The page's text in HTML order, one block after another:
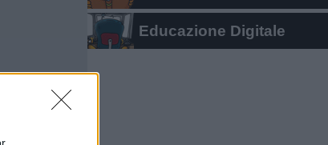
Educazione Digitale